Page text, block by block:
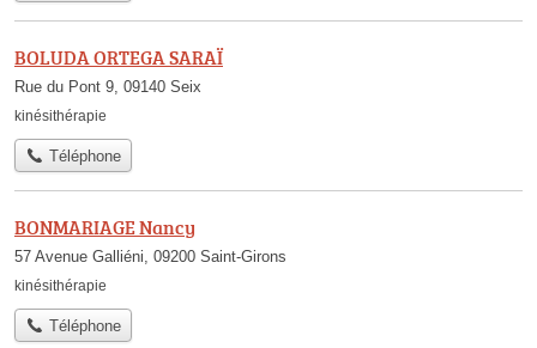
BOLUDA ORTEGA SARAÏ
Rue du Pont 9, 09140 Seix
kinésithérapie
Téléphone
BONMARIAGE Nancy
57 Avenue Galliéni, 09200 Saint-Girons
kinésithérapie
Téléphone